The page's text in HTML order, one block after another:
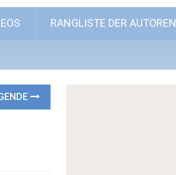
RANGLISTE DER AUTOREN